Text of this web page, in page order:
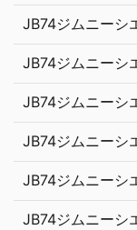
JB74ジムニーシ
JB74ジムニーシ
JB74ジムニーシ
JB74ジムニーシ
JB74ジムニーシ
JB74ジムニーシ